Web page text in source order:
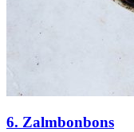
6. Zalmbonbons